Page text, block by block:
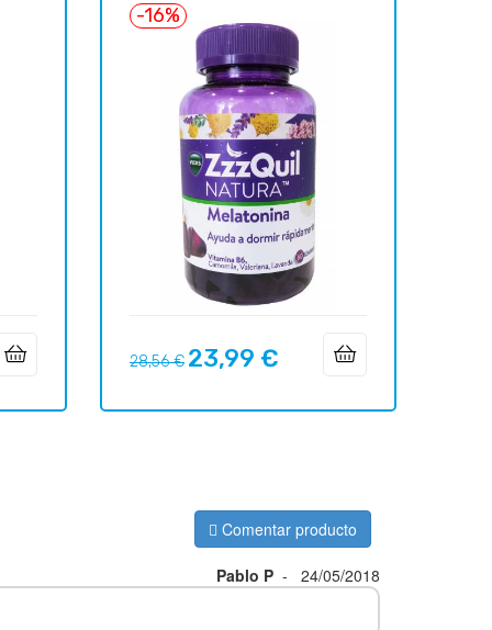
-16%
Precio
28,56 € Precio
23,99 €
Comentar producto
Pablo P - 24/05/2018